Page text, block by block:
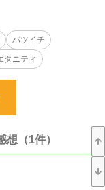
離婚したばかり。
ートグッズ制作という
が憧れる爽やかな国民的
。
誰もが羨む人生も手に入
バツイチ
タニティ
想（1件）